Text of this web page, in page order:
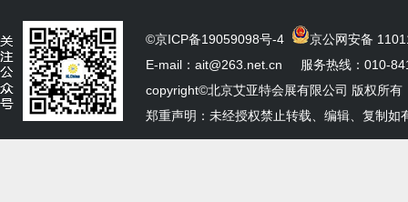
©京ICP备19059098号-4
京公网安备
E-mail：ait@263.net.cn 服务热线：010-
copyright©北京艾亚特会展有限公司 版权所有
郑重声明：未经授权禁止转载、编辑、复制如